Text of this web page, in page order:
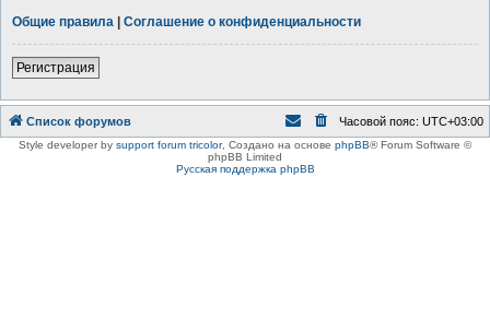
Общие правила | Соглашение о конфиденциальности
Регистрация
Список форумов Часовой пояс: UTC+03:00
Style developer by support forum tricolor, Создано на основе phpBB® Forum Software ©
phpBB Limited
Русская поддержка phpBB